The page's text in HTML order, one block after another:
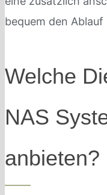
bequem den Ablauf
Welche
NAS
anbieten?